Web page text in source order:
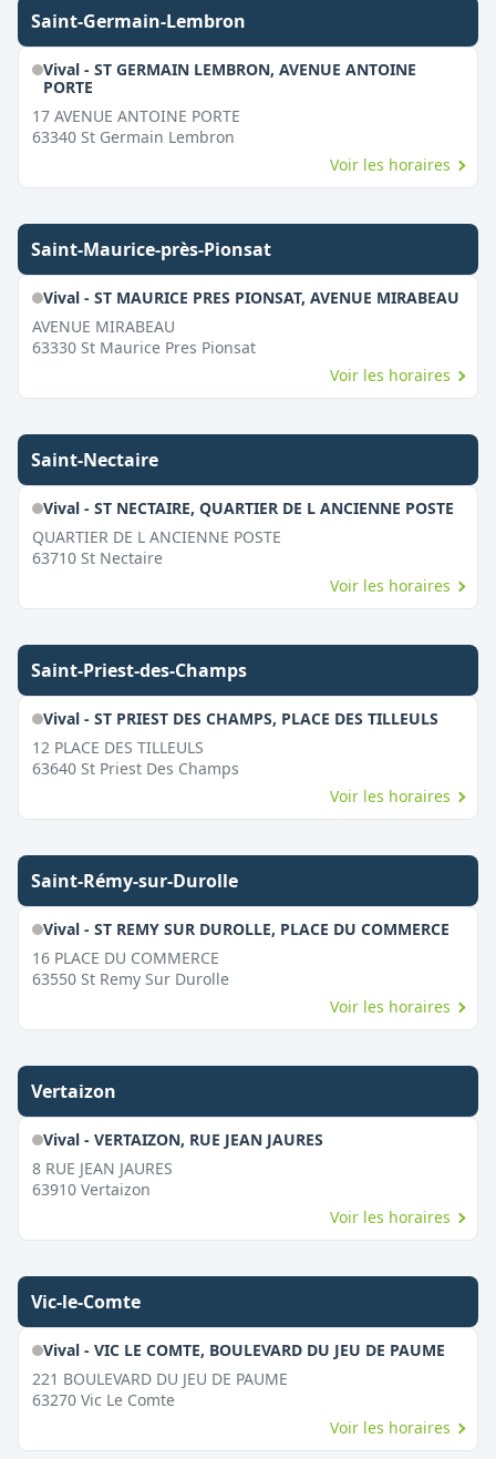
Saint-Germain-Lembron
Vival - ST GERMAIN LEMBRON, AVENUE ANTOINE
PORTE
17 AVENUE ANTOINE PORTE
63340 St Germain Lembron
Voir les horaires
Saint-Maurice-près-Pionsat
Vival - ST MAURICE PRES PIONSAT, AVENUE MIRABEAU
AVENUE MIRABEAU
63330 St Maurice Pres Pionsat
Voir les horaires
Saint-Nectaire
Vival - ST NECTAIRE, QUARTIER DE L ANCIENNE POSTE
QUARTIER DE L ANCIENNE POSTE
63710 St Nectaire
Voir les horaires
Saint-Priest-des-Champs
Vival - ST PRIEST DES CHAMPS, PLACE DES TILLEULS
12 PLACE DES TILLEULS
63640 St Priest Des Champs
Voir les horaires
Saint-Rémy-sur-Durolle
Vival - ST REMY SUR DUROLLE, PLACE DU COMMERCE
16 PLACE DU COMMERCE
63550 St Remy Sur Durolle
Voir les horaires
Vertaizon
Vival - VERTAIZON, RUE JEAN JAURES
8 RUE JEAN JAURES
63910 Vertaizon
Voir les horaires
Vic-le-Comte
Vival - VIC LE COMTE, BOULEVARD DU JEU DE PAUME
221 BOULEVARD DU JEU DE PAUME
63270 Vic Le Comte
Voir les horaires